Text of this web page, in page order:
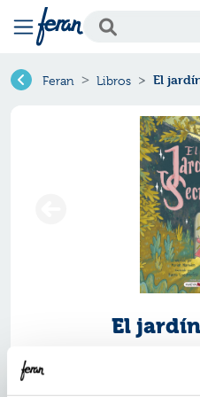
Feran Libros El
El
Ref.
ISBN: